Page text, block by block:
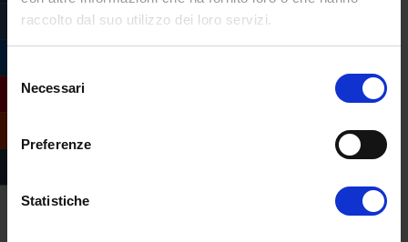
raccolto dal suo utilizzo dei loro servizi.
delNecessari
Preferenze
Statistiche
Compila il form e
richiedi informazioni
sull’offerta formativa